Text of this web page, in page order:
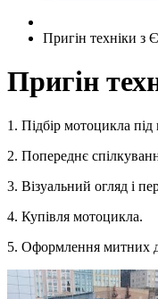
Пригін техніки з
Пригін
1. Підбір мотоцикла під
2. Попереднє
3. Візуальний огляд і
4. Купівля мотоцикла.
5. Оформлення митних